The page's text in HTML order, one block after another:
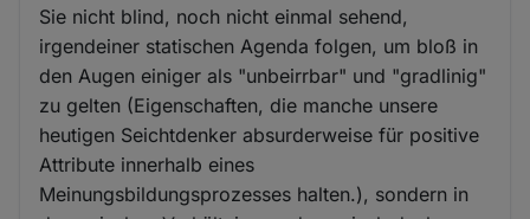
Sie nicht blind, noch nicht einmal sehend,
irgendeiner statischen Agenda folgen, um bloß in
den Augen einiger als "unbeirrbar" und "gradlinig"
zu gelten (Eigenschaften, die manche unsere
heutigen Seichtdenker absurderweise für positive
Attribute innerhalb eines
Meinungsbildungsprozesses halten.), sondern in